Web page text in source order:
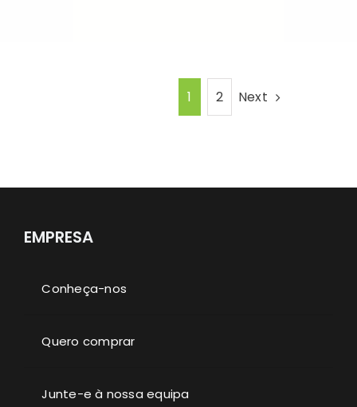
1 2 Next
EMPRESA
Conheça-nos
Quero comprar
Junte-e à nossa equipa